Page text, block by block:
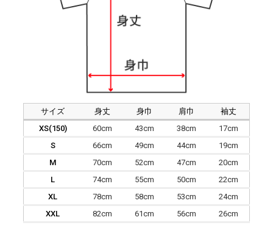
サイズ 身丈 身巾 肩巾
袖丈
XS(150)
60cm 43cm 38cm
17cm
S
66cm 49cm 44cm
19cm
M
70cm 52cm 47cm
20cm
L
74cm 55cm 50cm
22cm
XL
78cm 58cm 53cm
24cm
XXL
82cm 61cm 56cm 26cm